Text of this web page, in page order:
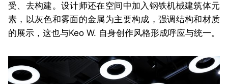
受、去构建。设计师还在空间中加入钢铁机械建筑体元
素，以灰色和雾面的金属为主要构成，强调结构和材质
的展示，这也与Keo W. 自身创作风格形成呼应与统一。